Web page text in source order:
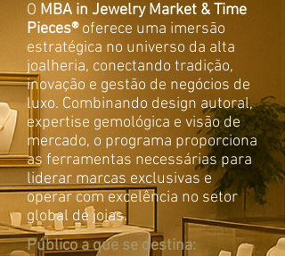
O MBA in Jewelry Market & Time
Pieces®oferece uma imersão
estratégica no universo da alta
joalheria, conectando tradição,
inovação e gestão de negócios de
luxo. Combinando design autoral,
expertise gemológica e visão de
mercado, o programa proporciona
as ferramentas necessárias para
liderar marcas exclusivas e
operar com excelência no setor
global de joias.
Público a que se destina: